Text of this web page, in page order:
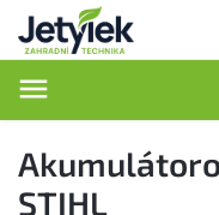
STIHL